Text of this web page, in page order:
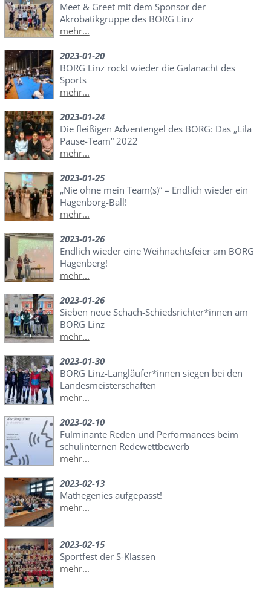
Meet & Greet mit dem Sponsor der
Akrobatikgruppe des BORG Linz
mehr...
2023-01-20
BORG Linz rockt wieder die Galanacht des
Sports
mehr...
2023-01-24
Die fleißigen Adventengel des BORG: Das „Lila
Pause-Team“ 2022
mehr...
2023-01-25
„Nie ohne mein Team(s)“ – Endlich wieder ein
Hagenborg-Ball!
mehr...
2023-01-26
Endlich wieder eine Weihnachtsfeier am BORG
Hagenberg!
mehr...
2023-01-26
Sieben neue Schach-Schiedsrichter*innen am
BORG Linz
mehr...
2023-01-30
BORG Linz-Langläufer*innen siegen bei den
Landesmeisterschaften
mehr...
2023-02-10
Fulminante Reden und Performances beim
schulinternen Redewettbewerb
mehr...
2023-02-13
Mathegenies aufgepasst!
mehr...
2023-02-15
Sportfest der S-Klassen
mehr...